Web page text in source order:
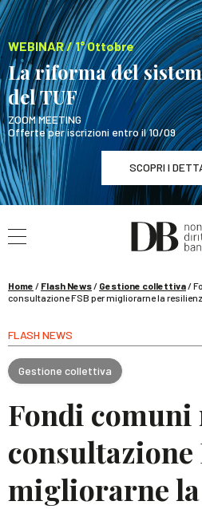
WEBINAR / 1° Ottobre
La riforma del
del TUF
ZOOM MEETING
Offerte per iscrizioni entro il 10/09
SCOPRI I
WEBINAR / 1°
La riforma del sistema
Home / Flash News/ Gestione collettiva/
consultazione FSB per migliorarne la
FLASH NEWS
Gestione collettiva
Fondi
consultazione
migliorarne